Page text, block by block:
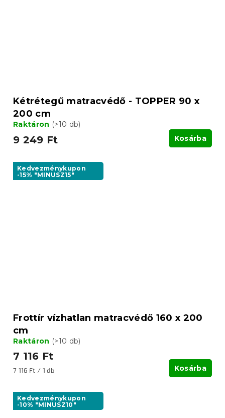
Kétrétegű matracvédő - TOPPER 90 x
200 cm
Raktáron (>10 db)
9 249 Ft Kosárba
Kedvezménykupon
-15% "MINUSZ15"
Frottír vízhatlan matracvédő 160 x 200
cm
Raktáron (>10 db)
7 116 Ft
Egységár:
7 116 Ft / 1 db Kosárba
Kedvezménykupon
-10% "MINUSZ10"